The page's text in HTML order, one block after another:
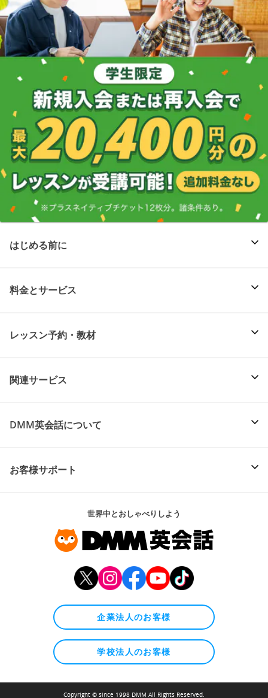
はじめる前に
料金とサービス
レッスン予約・教材
関連サービス
DMM英会話について
お客様サポート
世界中とおしゃべりしよう
企業法人のお客様
学校法人のお客様
Copyright © since 1998 DMM All Rights Reserved.